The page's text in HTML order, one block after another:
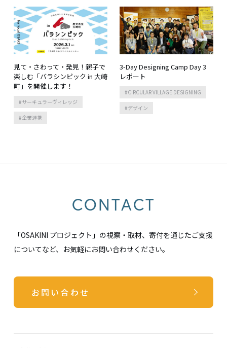
見て・さわって・発見！親子で
楽しむ「バラシンピック in 大崎
町」を開催します！
サーキュラーヴィレッジ
企業連携
3-Day Designing Camp Day 3
レポート
CIRCULAR VILLAGE DESIGNING
デザイン
CONTACT
「OSAKINI プロジェクト」の視察・取材、寄付を通じたご支援
についてなど、お気軽にお問い合わせください。
お問い合わせ